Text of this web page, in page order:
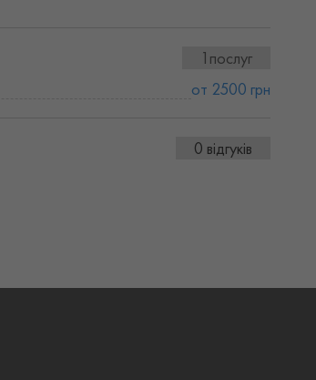
1послуг
от 2500 грн
0 відгуків